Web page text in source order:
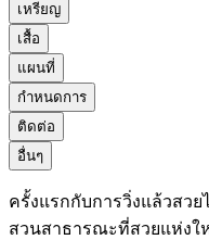
เหรียญ
เสื้อ
แผนที่
กำหนดการ
ติดต่อ
อื่นๆ
ครั้งแรกกับการวิ่งแล้วสว
สวนสาธารณะที่สวยแห่งใ